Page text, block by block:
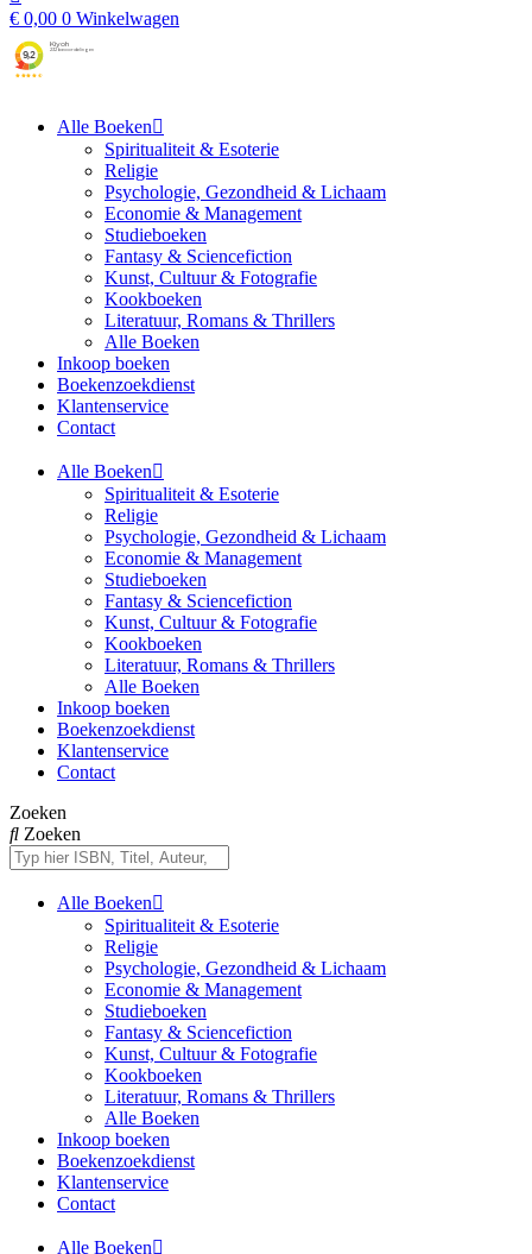
€ 0,00 0 Winkelwagen
Alle Boeken
Spiritualiteit & Esoterie
Religie
Psychologie, Gezondheid & Lichaam
Economie & Management
Studieboeken
Fantasy & Sciencefiction
Kunst, Cultuur & Fotografie
Kookboeken
Literatuur, Romans & Thrillers
Alle Boeken
Inkoop boeken
Boekenzoekdienst
Klantenservice
Contact
Alle Boeken
Spiritualiteit & Esoterie
Religie
Psychologie, Gezondheid & Lichaam
Economie & Management
Studieboeken
Fantasy & Sciencefiction
Kunst, Cultuur & Fotografie
Kookboeken
Literatuur, Romans & Thrillers
Alle Boeken
Inkoop boeken
Boekenzoekdienst
Klantenservice
Contact
Zoeken
Zoeken
Alle Boeken
Spiritualiteit & Esoterie
Religie
Psychologie, Gezondheid & Lichaam
Economie & Management
Studieboeken
Fantasy & Sciencefiction
Kunst, Cultuur & Fotografie
Kookboeken
Literatuur, Romans & Thrillers
Alle Boeken
Inkoop boeken
Boekenzoekdienst
Klantenservice
Contact
Alle Boeken